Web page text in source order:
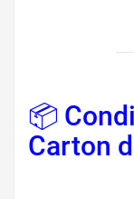
📦
Carton